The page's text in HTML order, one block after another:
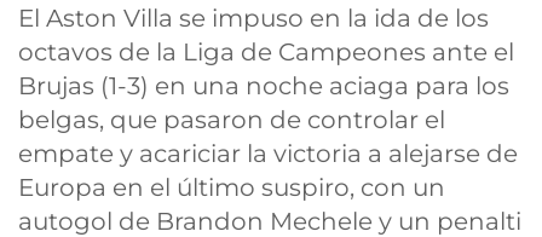
El Aston Villa se impuso en la ida de los
octavos de la Liga de Campeones ante el
Brujas (1-3) en una noche aciaga para los
belgas, que pasaron de controlar el
empate y acariciar la victoria a alejarse de
Europa en el último suspiro, con un
autogol de Brandon Mechele y un penalti